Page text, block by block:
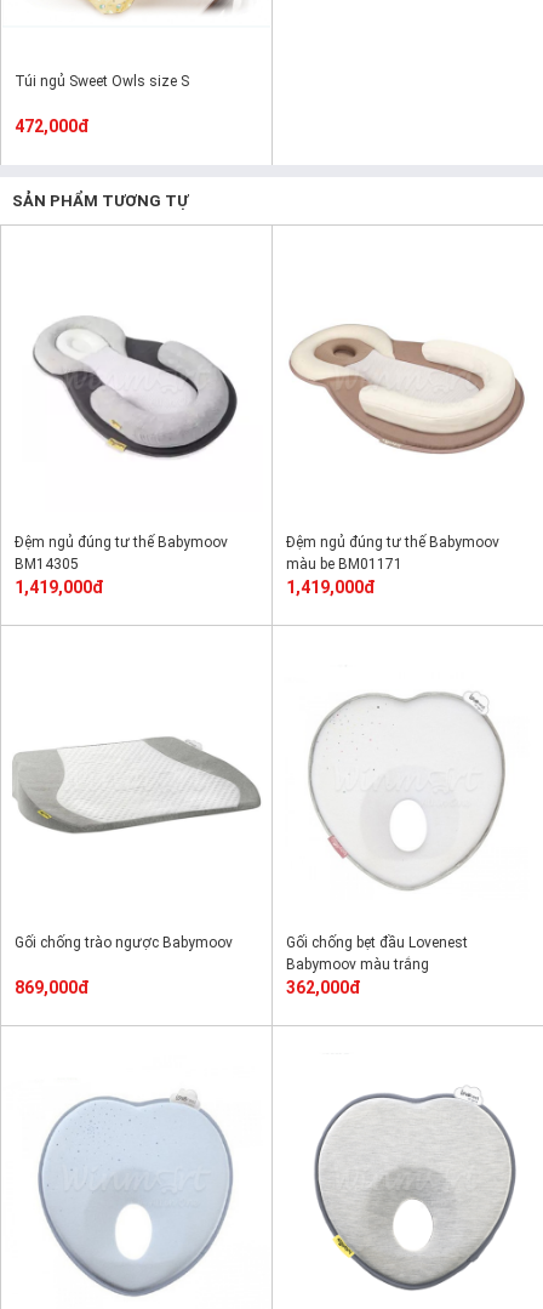
Túi ngủ Sweet Owls size S
472,000đ
SẢN PHẨM TƯƠNG TỰ
Đệm ngủ đúng tư thế Babymoov
BM14305
1,419,000đ
Đệm ngủ đúng tư thế Babymoov
màu be BM01171
1,419,000đ
Gối chống trào ngược Babymoov
869,000đ
Gối chống bẹt đầu Lovenest
Babymoov màu trắng
362,000đ